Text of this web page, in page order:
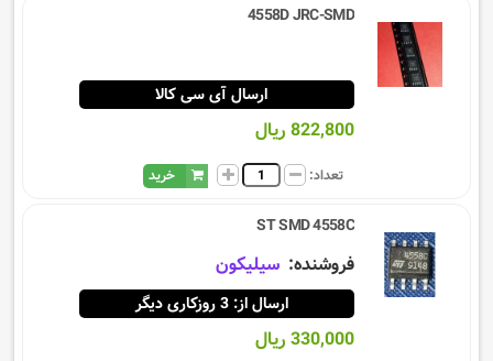
4558D JRC-SMD
ارسال آی سی کالا
822,800 ریال
تعداد: خرید
ST SMD 4558C
فروشنده: سيليكون
ارسال از: 3 روزکاری دیگر
330,000 ریال